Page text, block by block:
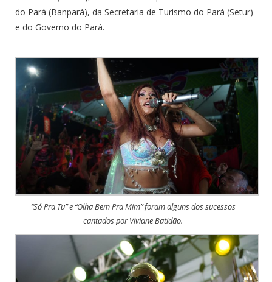
do Pará (Banpará), da Secretaria de Turismo do Pará (Setur)
e do Governo do Pará.
“Só Pra Tu” e “Olha Bem Pra Mim” foram alguns dos sucessos
cantados por Viviane Batidão.